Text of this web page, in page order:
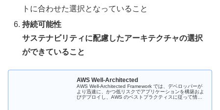
トに合わせた選択となっていること
持続可能性
サステナビリティに配慮したアーキテクチャの選択
ができていること
AWS Well-Architected
AWS Well-Architected Framework では、デベロッパーが
より迅速に、かつ低リスクでアプリケーションを構築およ
びデプロイし、AWS のベストプラクティスに従って情報